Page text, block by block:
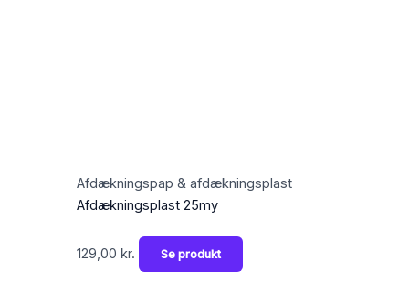
Afdækningspap & afdækningsplast
Afdækningsplast 25my
129,00 kr. Se produkt